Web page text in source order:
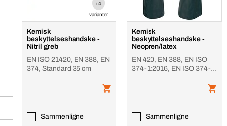
+4
varianter
Kemisk
beskyttelseshandske -
Nitril greb
EN ISO 21420, EN 388, EN
374, Standard 35 cm
Sammenligne
Kemisk
beskyttelseshandske -
Neopren/latex
EN 420, EN 388, EN ISO
374-1:2016, EN ISO 374-
Sammenligne